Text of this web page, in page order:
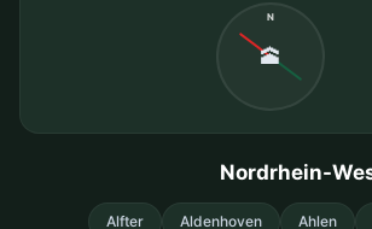
N
🕋
Ahlen
Aldenhoven
Alfter